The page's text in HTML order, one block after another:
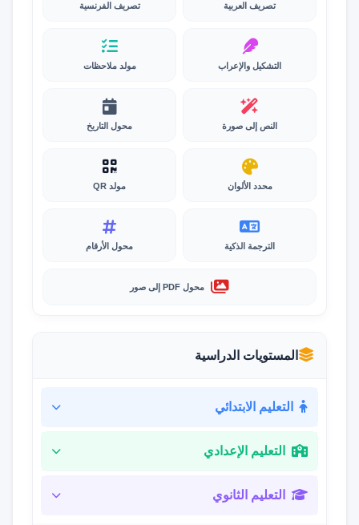
تصريف العربية تصريف الفرنسية
التشكيل والإعراب مولد ملاحظات
النص إلى صورة محول التاريخ
محدد الألوان مولد QR
الترجمة الذكية محول الأرقام
محول PDF إلى صور
المستويات الدراسية
التعليم الابتدائي
التعليم الإعدادي
التعليم الثانوي